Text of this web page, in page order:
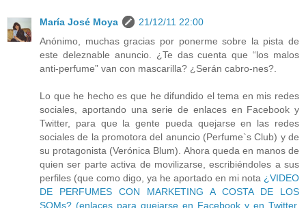
María José Moya
21/12/11 22:00
Anónimo, muchas gracias por ponerme sobre la pista de
este deleznable anuncio. ¿Te das cuenta que “los malos
anti-perfume” van con mascarilla? ¿Serán cabro-nes?.
Lo que he hecho es que he difundido el tema en mis redes
sociales, aportando una serie de enlaces en Facebook y
Twitter, para que la gente pueda quejarse en las redes
sociales de la promotora del anuncio (Perfume`s Club) y de
su protagonista (Verónica Blum). Ahora queda en manos de
quien ser parte activa de movilizarse, escribiéndoles a sus
perfiles (que como digo, ya he aportado en mi nota ¿VIDEO
DE PERFUMES CON MARKETING A COSTA DE LOS
SQMs? (enlaces para quejarse en Facebook y en Twitter.